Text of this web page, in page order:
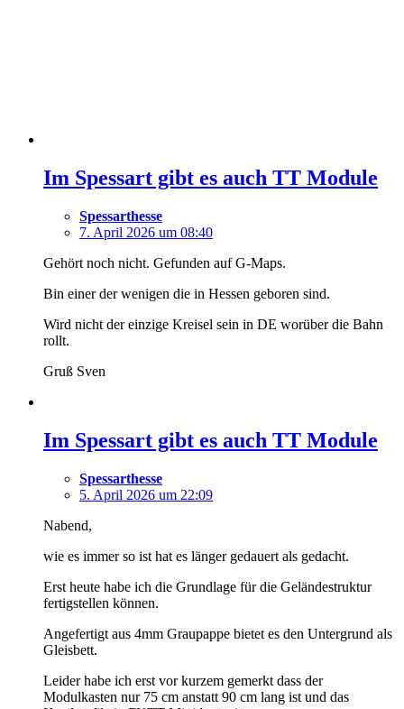
Im Spessart gibt es auch TT Module
Spessarthesse
7. April 2026 um 08:40
Gehört noch nicht. Gefunden auf G-Maps.
Bin einer der wenigen die in Hessen geboren sind.
Wird nicht der einzige Kreisel sein in DE worüber die Bahn
rollt.
Gruß Sven
Im Spessart gibt es auch TT Module
Spessarthesse
5. April 2026 um 22:09
Nabend,
wie es immer so ist hat es länger gedauert als gedacht.
Erst heute habe ich die Grundlage für die Geländestruktur
fertigstellen können.
Angefertigt aus 4mm Graupappe bietet es den Untergrund als
Gleisbett.
Leider habe ich erst vor kurzem gemerkt dass der
Modulkasten nur 75 cm anstatt 90 cm lang ist und das